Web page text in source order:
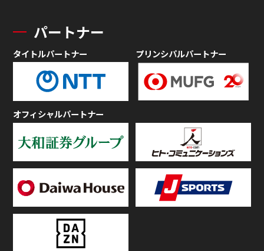
パートナー
タイトルパートナー プリンシパルパートナー
オフィシャルパートナー